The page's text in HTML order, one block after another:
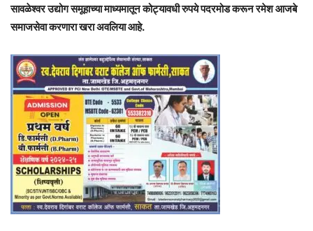
सावळेश्वर उद्योग समूहाच्या माध्यमातून कोट्यावधी रुपये पदरमोड करून रमेश आजबे
समाजसेवा करणारा खरा अवलिया आहे.